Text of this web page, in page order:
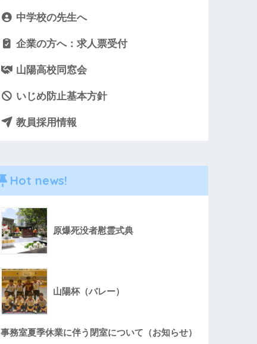
中学校の先生へ
企業の方へ：求人票受付
山陽高校同窓会
いじめ防止基本方針
教員採用情報
Hot news!
原爆死没者慰霊式典
山陽杯（バレー）
事務室夏季休業に伴う閉室について（お知らせ）